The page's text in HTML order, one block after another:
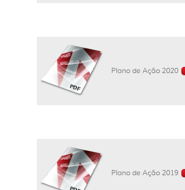
Plano de Ação 2020
Plano de Ação 2019